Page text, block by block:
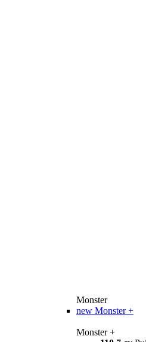
Monster
new Monster +
Monster +